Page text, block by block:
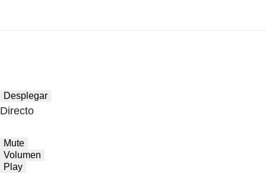
Desplegar
Directo
Mute
Volumen
Play